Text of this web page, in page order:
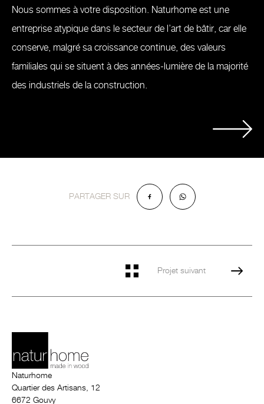
Nous sommes à votre disposition. Naturhome est une
entreprise atypique dans le secteur de l’art de bâtir, car elle
conserve, malgré sa croissance continue, des valeurs
familiales qui se situent à des années-lumière de la majorité
des industriels de la construction.
PARTAGER SUR
Projet suivant
Naturhome
Quartier des Artisans, 12
6672 Gouvy